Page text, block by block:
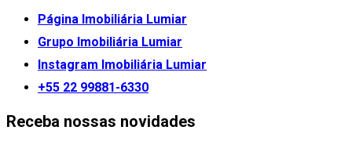
Página Imobiliária Lumiar
Grupo Imobiliária Lumiar
Instagram Imobiliária Lumiar
+55 22 99881-6330
Receba nossas novidades